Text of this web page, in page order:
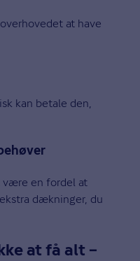
at have
kan betale den,
være en fordel at
dækninger, du
at få alt –